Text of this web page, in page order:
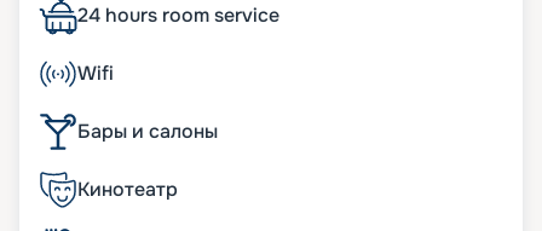
только забронировать круиз навигации 2025 -
2026 по выгодной цене, но и узнать подробнее о
каютах, удобствах, а также задать все
интересующие вопросы менеджерам.
Размещение
Лайнер вмещает 4 905 пассажиров, которые с
удобством могут разместиться в 2 137 каютах.
24 hours room service
Wifi
Бары и салоны
Кинотеатр